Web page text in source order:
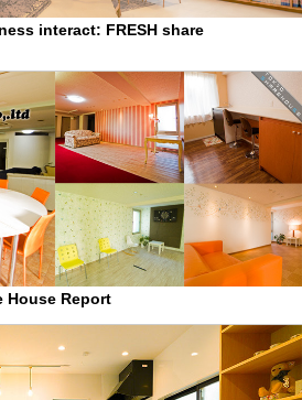
interact: FRESH share
House Report